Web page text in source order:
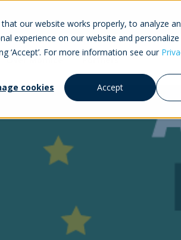
our website works properly, to analyze
experience on our website and
‘Accept’. For more information see our
cookies
Accept
Over Momice Partners